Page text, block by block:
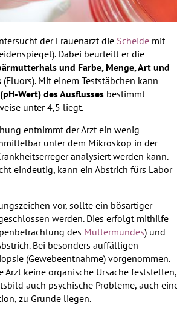
der Frauenarzt die Scheide mit
Dabei beurteilt er die
und Farbe, Menge, Art und
(Fluors). Mit einem Teststäbchen kann
Wert) des Ausflusses bestimmt
unter 4,5 liegt.
entnimmt der Arzt ein wenig
unter dem Mikroskop in der
analysiert werden kann.
eindeutig, kann ein Abstrich fürs Labor
vor, sollte ein bösartiger
werden. Dies erfolgt mithilfe
des Muttermundes) und
Bei besonders auffälligen
(Gewebeentnahme) vorgenommen.
Arzt keine organische Ursache feststellen,
auch psychische Probleme, auch
zu Grunde liegen.